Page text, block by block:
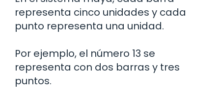
representa cinco unidades y cada
punto representa una unidad.
Por ejemplo, el número 13 se
representa con dos barras y tres
puntos.